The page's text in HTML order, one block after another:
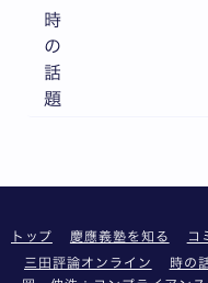
時
の
話
題
トップ 慶應義塾を知る
コ
三田評論オンライン
時の